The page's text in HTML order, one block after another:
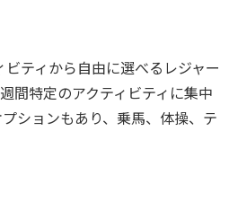
ティから自由に選べるレジャー
間特定のアクティビティに集中
ションもあり、乗馬、体操、テ